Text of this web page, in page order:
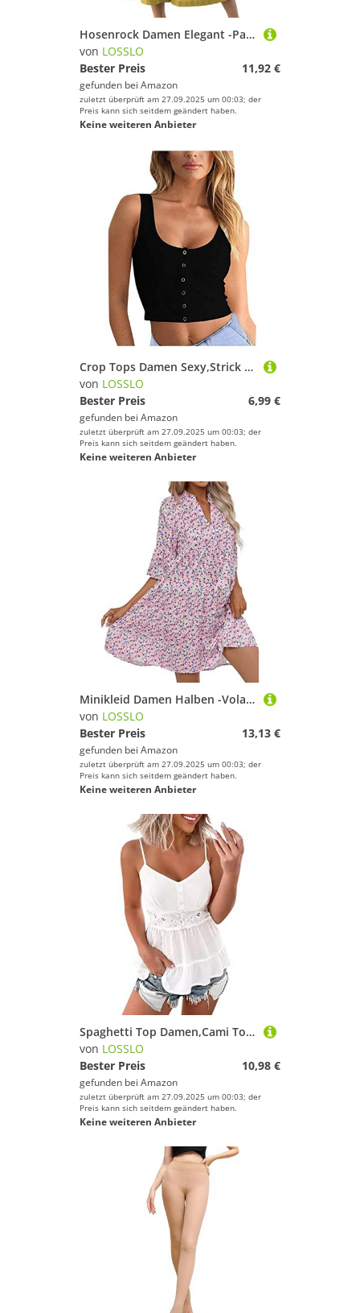
Hosenrock Damen Elegant -Palazzo Hose Damen Sommer,Yogahose Damen Kurz Sommerhose Leicht Baggy Jogginghose Culottes Hosen Freizeithose Weites Bein Strandhose Sporthose Schlaghose mit Taschen
von LOSSLO
Bester Preis
11,92 €
gefunden bei Amazon
zuletzt überprüft am 27.09.2025 um 00:03; der
Preis kann sich seitdem geändert haben.
Keine weiteren Anbieter
Crop Tops Damen Sexy,Strick Tank Top Damen Sommer,Trägertop Damen Ärmellose Bauchfreie Cropped Top Slim Fit Knitted Tops mit Knöpfen Camisole Weste T-Shirt Tanktops Frauen Vest Top Unterhemd
von LOSSLO
Bester Preis
6,99 €
gefunden bei Amazon
zuletzt überprüft am 27.09.2025 um 00:03; der
Preis kann sich seitdem geändert haben.
Keine weiteren Anbieter
Minikleid Damen Halben -Volantkleider Damen V Ausschnitt -Kleider Damen Elegant Rüschen Freizeitkleid mit Muster Mini Kleid A-Linie Swing Tunika Kleid Strandkleid Kurz Damenkleider Herbst Winter
von LOSSLO
Bester Preis
13,13 €
gefunden bei Amazon
zuletzt überprüft am 27.09.2025 um 00:03; der
Preis kann sich seitdem geändert haben.
Keine weiteren Anbieter
Spaghetti Top Damen,Cami Top Damen,Trägertop Damen Sommer Rüschen Tank Top Sexy Spitzentop Blusentops Spitzen Oberteile T Shirt V Ausschnitte Tunika Bluse mit Blumen Druck Weste Tanktops Frauen
von LOSSLO
Bester Preis
10,98 €
gefunden bei Amazon
zuletzt überprüft am 27.09.2025 um 00:03; der
Preis kann sich seitdem geändert haben.
Keine weiteren Anbieter